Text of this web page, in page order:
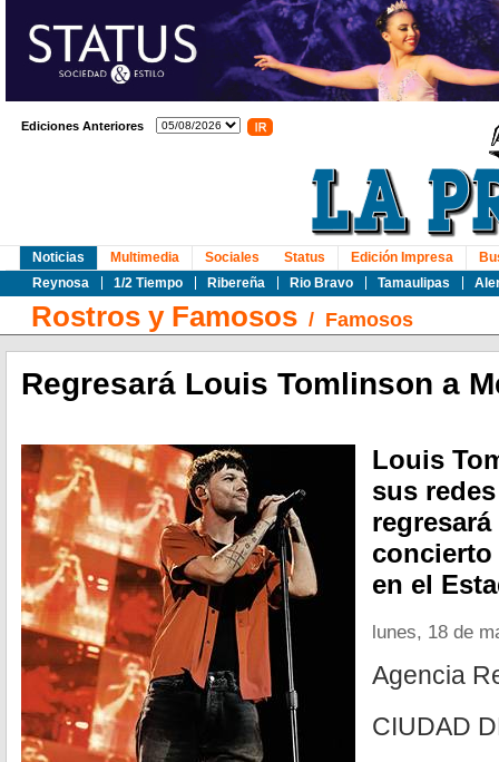
Ediciones Anteriores
Noticias
Reynosa
1/2 Tiempo Ribereña Rio Bravo Tamaulipas
Multimedia Sociales Status Edición Impresa
Rostros y Famosos / Famosos
Regresará Louis Tomlinson a
Louis
sus
concierto
en el
lunes, 18 de
Agencia
CIUDAD